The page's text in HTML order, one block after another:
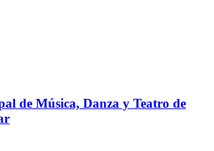
de Música, Danza y Teatro de